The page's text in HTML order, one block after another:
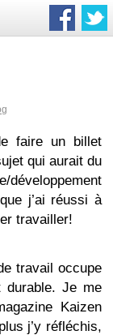
faire un billet
qui aurait du
j’ai réussi à
travailler!
travail occupe
durable. Je me
Kaizen
j’y réfléchis,